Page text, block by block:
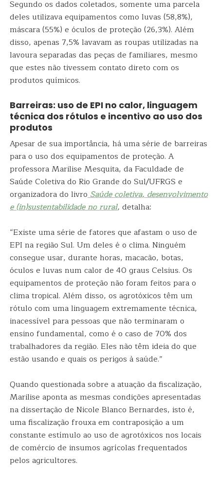
Segundo os dados coletados, somente uma parcela
deles utilizava equipamentos como luvas (58,8%),
máscara (55%) e óculos de proteção (26,3%). Além
disso, apenas 7,5% lavavam as roupas utilizadas na
lavoura separadas das peças de familiares, mesmo
que estes não tivessem contato direto com os
produtos químicos.
Barreiras: uso de EPI no calor, linguagem
técnica dos rótulos e incentivo ao uso dos
produtos
Apesar de sua importância, há uma série de barreiras
para o uso dos equipamentos de proteção. A
professora Marilise Mesquita, da Faculdade de
Saúde Coletiva do Rio Grande do Sul/UFRGS e
organizadora do livroSaúde coletiva, desenvolvimento
e (in)sustentabilidade no rural, detalha:
“Existe uma série de fatores que afastam o uso de
EPI na região Sul. Um deles é o clima. Ninguém
consegue usar, durante horas, macacão, botas,
óculos e luvas num calor de 40 graus Celsius. Os
equipamentos de proteção não foram feitos para o
clima tropical. Além disso, os agrotóxicos têm um
rótulo com uma linguagem extremamente técnica,
inacessível para pessoas que não terminaram o
ensino fundamental, como é o caso de 70% dos
trabalhadores da região. Eles não têm ideia do que
estão usando e quais os perigos à saúde.”
Quando questionada sobre a atuação da fiscalização,
Marilise aponta as mesmas condições apresentadas
na dissertação de Nicole Blanco Bernardes, isto é,
uma fiscalização frouxa em contraposição a um
constante estímulo ao uso de agrotóxicos nos locais
de comércio de insumos agrícolas frequentados
pelos agricultores.